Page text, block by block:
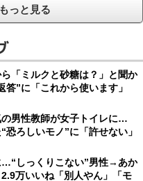
っと見る
ら「ミルクと砂糖は？」と聞か
”に「これから使います」
の男性教師が女子トイレに…
恐ろしいモノ”に「許せない」
…“しっくりこない”男性→あか
万いいね「別人やん」「モ